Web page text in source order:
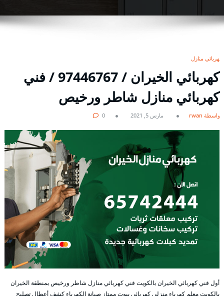
كهربائي منازل
كهربائي الخيران / 97446767 / فني
كهربائي منازل شاطر ورخيص
بواسطة rwan مارس 5, 2021 0
أول فني كهربائي الخيران بالكويت فني كهربائي منازل شاطر ورخيص بمنطقة الخيران
بالكويت معلم كهرباء منزلي كهربائي بيوت ممتاز صيانة الكهرباء كشف أعطال تصليح